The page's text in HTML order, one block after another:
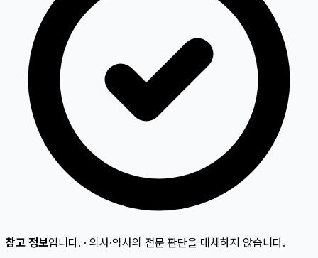
참고 정보입니다. · 의사·약사의 전문 판단을 대체하지 않습니다.